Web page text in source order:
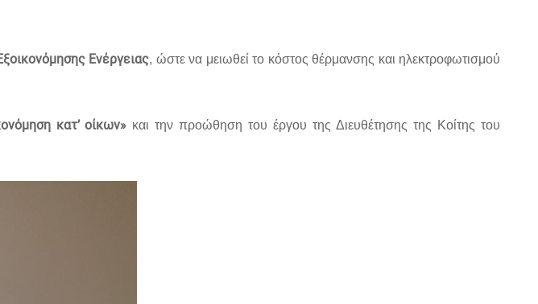
Ενέργειας, ώστε να μειωθεί το κόστος θέρμανσης και ηλεκτροφωτισμού
κατ’ οίκων» και την προώθηση του έργου της Διευθέτησης της Κοίτης του